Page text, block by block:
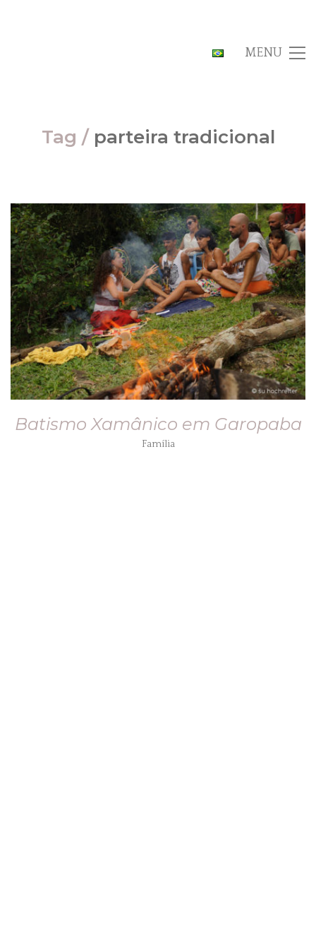
MENU
Tag / parteira tradicional
Batismo Xamânico em Garopaba
Família